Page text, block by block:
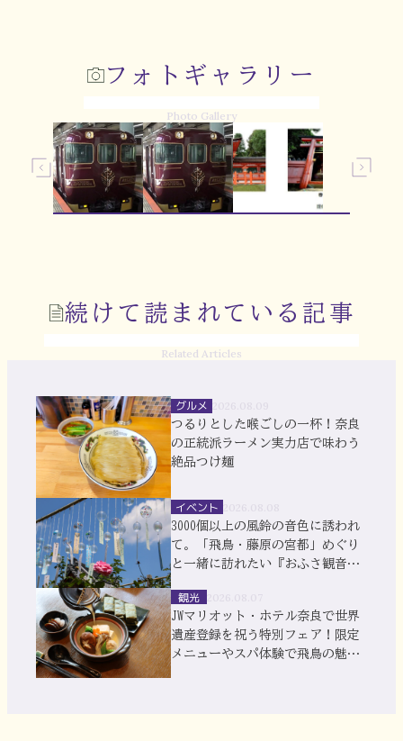
フォトギャラリー
Photo Gallery
続けて読まれている記事
Related Articles
グルメ
つるりとした喉ごしの一杯！奈良
の正統派ラーメン実力店で味わう
絶品つけ麺
イベント
3000個以上の風鈴の音色に誘われ
て。「飛鳥・藤原の宮都」めぐり
と一緒に訪れたい『おふさ観音』
観光
JWマリオット・ホテル奈良で世界
遺産登録を祝う特別フェア！限定
メニューやスパ体験で飛鳥の魅力